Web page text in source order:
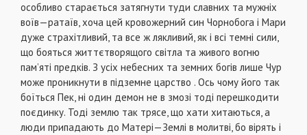
особливо старається затягнути туди славних та мужніх
воїв—ратаїв, хоча цей кровожерний син Чорнобога і Мари
дуже страхітливий, та все ж лякливий, як і всі темні сили,
що бояться життєтворящого світла та живого вогню
пам’яті предків. З усіх небесних та земних богів лише Чур
може проникнути в підземне царство . Ось чому його так
боїться Пек, ні один демон не в змозі тоді перешкодити
поєдинку. Тоді землю так трясе, що хати хитаються, а
люди припадають до Матері—Землі в молитві, бо вірять і